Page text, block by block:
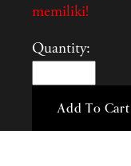
memiliki!
Quantity:
Add To Cart